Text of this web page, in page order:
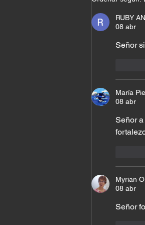
bien con
RUBY
08 abr
Señor
María
08 abr
Señor
Myrian
08 abr
Señor